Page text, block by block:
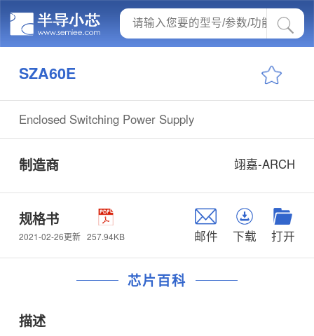
SZA60E
Enclosed Switching Power Supply
制造商 翊嘉-ARCH
规格书
2021-02-26更新 257.94KB 邮件 下载 打开
芯片百科
描述